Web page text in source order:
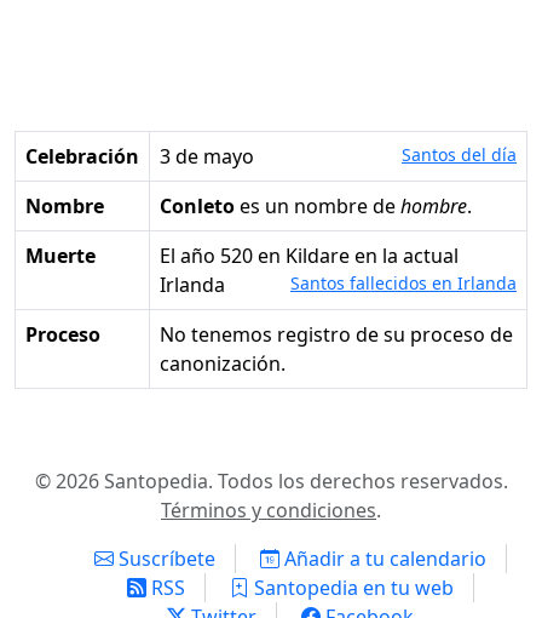
Celebración 3 de mayo Santos del día
Nombre Conletoes un nombre dehombre.
Muerte
el año 520 en Kildare en la actual
Irlanda
Santos fallecidos en Irlanda
Proceso
No tenemos registro de su proceso de
canonización.
© 2026 Santopedia. Todos los derechos reservados.
Términos y condiciones.
Suscríbete
Añadir a tu calendario
RSS
Santopedia en tu web